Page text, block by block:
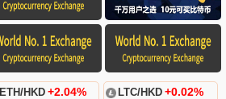
ETH/HKD +2.04% LTC/HKD +0.02%